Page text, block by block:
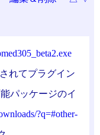
れてプラグイン
パッケージのイ
?q=#other-